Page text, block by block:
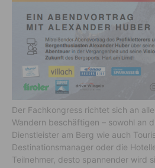
Der Fachkongress richtet sich an
Wandern beschäftigen – sowohl an
Dienstleister am Berg wie auch
Destinationsmanager oder die
Teilnehmer, desto spannender wird